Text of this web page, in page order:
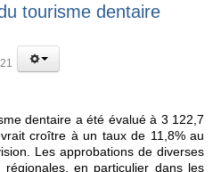
tourisme dentaire
dentaire a été évalué à 3 122,7
croître à un taux de 11,8% au
Les approbations de diverses
régionales, en particulier dans les